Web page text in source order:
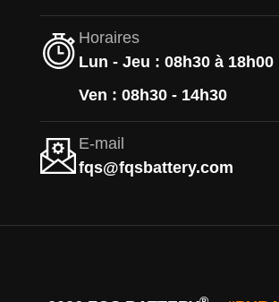
Horaires
Lun - Jeu : 08h30 à 18h00
Ven : 08h30 - 14h30
E-mail
fqs@fqsbattery.com